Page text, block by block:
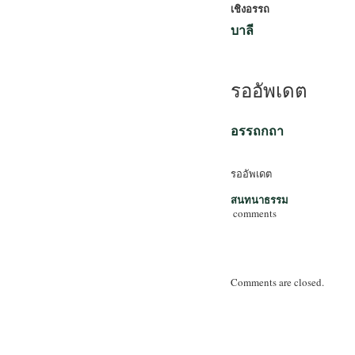
เชิงอรรถ
บาลี
รออัพเดต
อรรถกถา
รออัพเดต
สนทนาธรรม
comments
Comments are closed.